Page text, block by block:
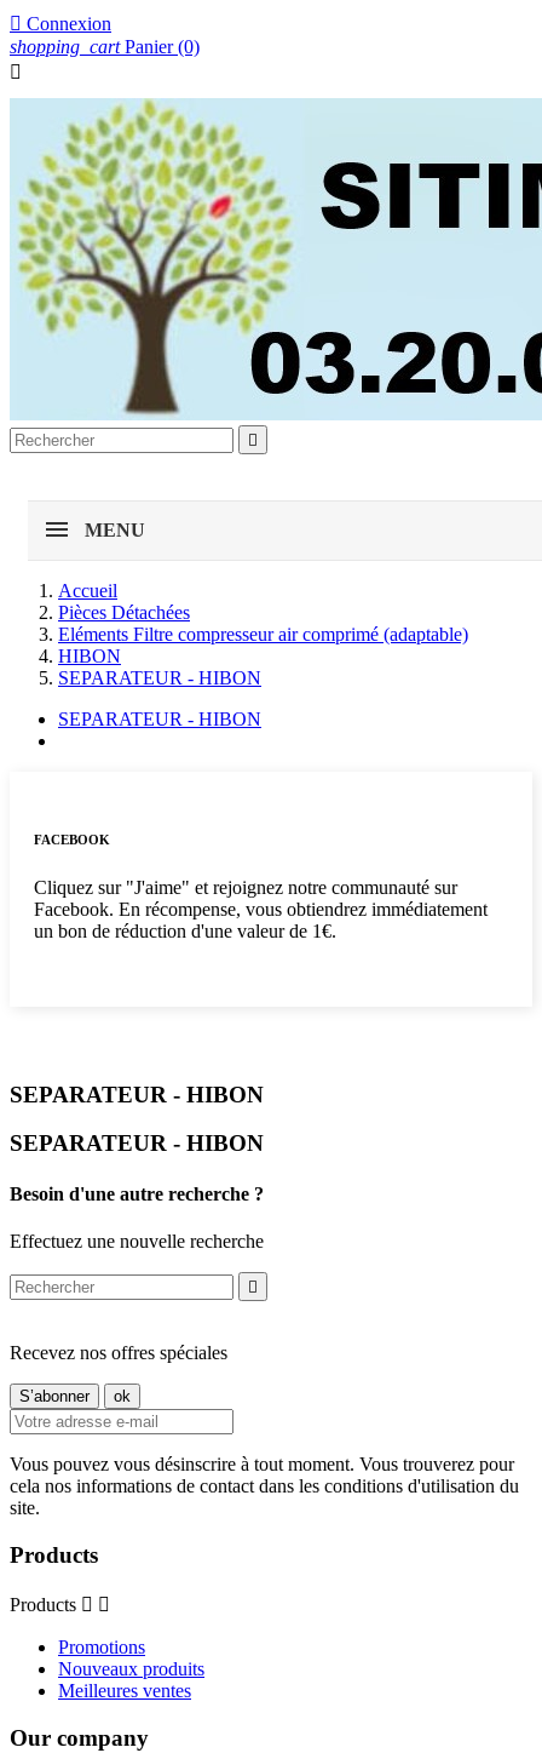
 Connexion
shopping_cart Panier (0)


MENU
Accueil
Pièces Détachées
Eléments Filtre compresseur air comprimé (adaptable)
HIBON
SEPARATEUR - HIBON
SEPARATEUR - HIBON
FACEBOOK
Cliquez sur "J'aime" et rejoignez notre communauté sur
Facebook. En récompense, vous obtiendrez immédiatement
un bon de réduction d'une valeur de 1€.
SEPARATEUR - HIBON
SEPARATEUR - HIBON
Besoin d'une autre recherche ?
Effectuez une nouvelle recherche

Recevez nos offres spéciales
Vous pouvez vous désinscrire à tout moment. Vous trouverez pour
cela nos informations de contact dans les conditions d'utilisation du
site.
Products
Products  
Promotions
Nouveaux produits
Meilleures ventes
Our company